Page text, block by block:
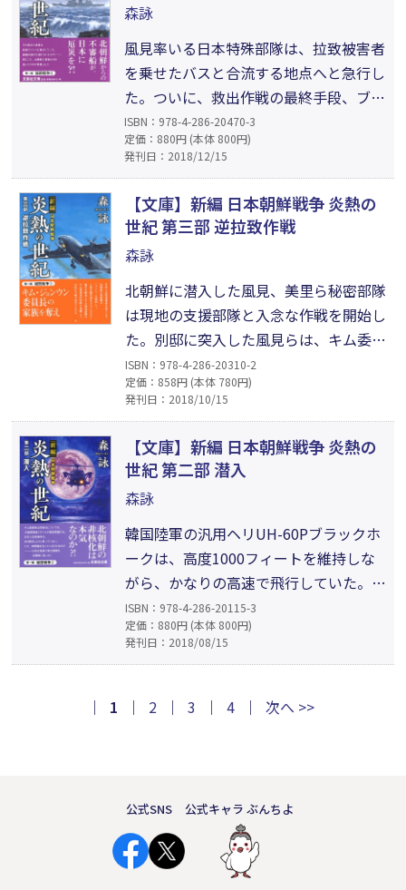
た。
森詠
風見率いる日本特殊部隊は、拉致被害者
を乗せたバスと合流する地点へと急行し
た。ついに、救出作戦の最終手段、ブロ
ークン・アロウが発令された──。一
方、早春の秋田県の海岸に、ハングル文
内には武装した北朝鮮の工作員のおびた
だしい死体が発見された。以降、各地に
漂着した不審船から、新型インフルエン
ザが日本じゅうで猛威をふるい始めた！
ISBN：978-4-286-20470-3
定価：880円 (本体 800円)
発刊日：2018/12/15
【文庫】新編 日本朝鮮戦争 炎熱の
世紀 第三部 逆拉致作戦
森詠
北朝鮮に潜入した風見、美里ら秘密部隊
は現地の支援部隊と入念な作戦を開始し
た。別邸に突入した風見らは、キム委員
長の息子と娘、そして妹のキム・ヨジョ
ンを逆拉致して、輸送機の着陸地点にむ
かった。しかし、その情報は、北朝鮮の
ある部隊に漏れていた?! 果たして風見
らはキム委員長と交渉して、日本人拉致
被害者を救出できるのか。緊迫する軍事
サスペンス！
ISBN：978-4-286-20310-2
定価：858円 (本体 780円)
発刊日：2018/10/15
【文庫】新編 日本朝鮮戦争 炎熱の
世紀 第二部 潜入
森詠
韓国陸軍の汎用ヘリUH-60Pブラックホ
ークは、高度1000フィートを維持しな
がら、かなりの高速で飛行していた。風
見暁はヘリの舷窓から遠く北の方角を眺
めた。風見は北朝鮮に拉致された恋人を
救出するために、韓国陸軍訓練基地にて
の秘密部隊には元麻薬取締官の若杉美理
ISBN：978-4-286-20115-3
定価：880円 (本体 800円)
発刊日：2018/08/15
｜ 1 ｜ 2 ｜ 3 ｜ 4 ｜ 次へ >>
公式SNS 公式キャラ ぶんちよ